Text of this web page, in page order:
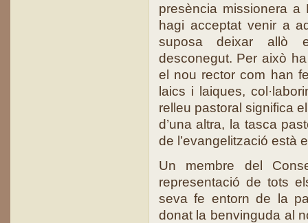
presència missionera
hagi acceptat venir a
suposa deixar allò
desconegut. Per això
el nou rector com han
laics i laiques,
relleu pastoral significa
d’una altra, la tasca
de l’evangelització està
Un membre del
representació de tots
seva fe entorn de la
donat la benvinguda al